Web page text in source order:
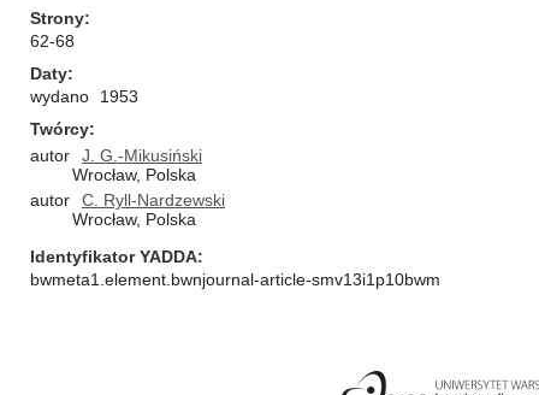
Strony
62-68
Daty
wydano
1953
Twórcy
autor
J. G.-Mikusiński
Wrocław, Polska
autor
C. Ryll-Nardzewski
Wrocław, Polska
Identyfikator YADDA
bwmeta1.element.bwnjournal-article-smv13i1p10bwm